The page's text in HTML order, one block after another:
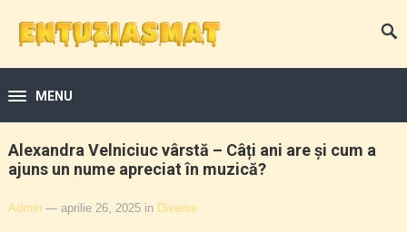
MENU
Alexandra Velniciuc vârstă – Câți ani are și cum a
ajuns un nume apreciat în muzică?
Admin — aprilie 26, 2025 in Diverse